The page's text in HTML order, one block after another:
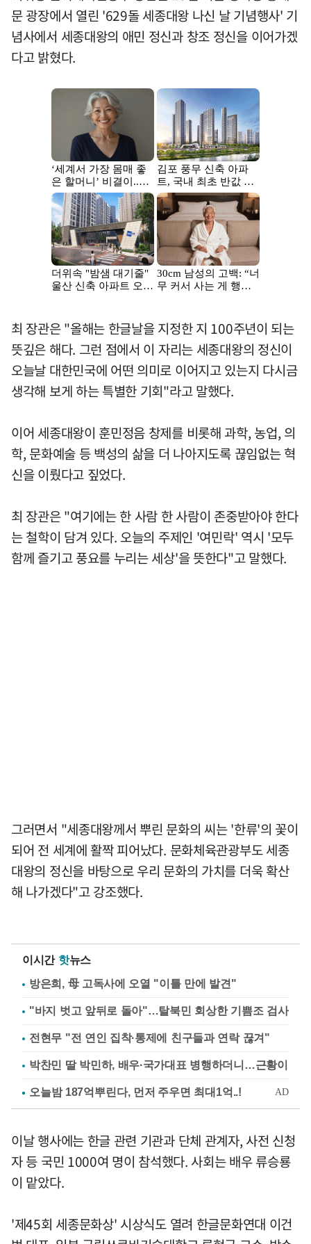
문 광장에서 열린 '629돌 세종대왕 나신 날 기념행사' 기
념사에서 세종대왕의 애민 정신과 창조 정신을 이어가겠
다고 밝혔다.
최 장관은 "올해는 한글날을 지정한 지 100주년이 되는
뜻깊은 해다. 그런 점에서 이 자리는 세종대왕의 정신이
오늘날 대한민국에 어떤 의미로 이어지고 있는지 다시금
생각해 보게 하는 특별한 기회"라고 말했다.
이어 세종대왕이 훈민정음 창제를 비롯해 과학, 농업, 의
학, 문화예술 등 백성의 삶을 더 나아지도록 끊임없는 혁
신을 이뤘다고 짚었다.
최 장관은 "여기에는 한 사람 한 사람이 존중받아야 한다
는 철학이 담겨 있다. 오늘의 주제인 '여민락' 역시 '모두
함께 즐기고 풍요를 누리는 세상'을 뜻한다"고 말했다.
그러면서 "세종대왕께서 뿌린 문화의 씨는 '한류'의 꽃이
되어 전 세계에 활짝 피어났다. 문화체육관광부도 세종
대왕의 정신을 바탕으로 우리 문화의 가치를 더욱 확산
해 나가겠다"고 강조했다.
이시간 핫뉴스
방은희, 母 고독사에 오열 "이틀 만에 발견"
"바지 벗고 앞뒤로 돌아"…탈북민 회상한 기쁨조 검사
전현무 "전 연인 집착·통제에 친구들과 연락 끊겨"
박찬민 딸 박민하, 배우·국가대표 병행하더니…근황이
이날 행사에는 한글 관련 기관과 단체 관계자, 사전 신청
자 등 국민 1000여 명이 참석했다. 사회는 배우 류승룡
이 맡았다.
'제45회 세종문화상' 시상식도 열려 한글문화연대 이건